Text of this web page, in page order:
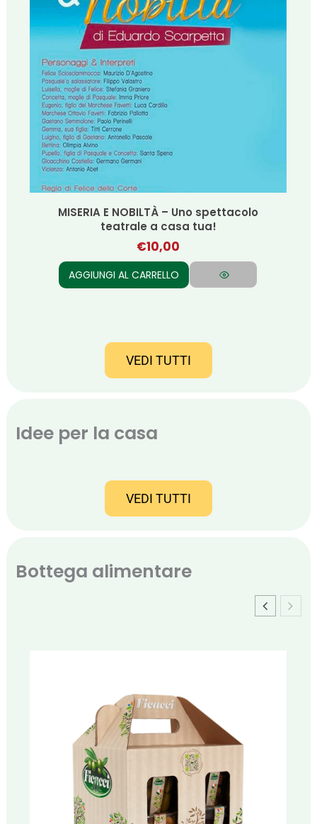
Libro per bambini: GUFO DI GIORNO
€13,00
AGGIUNGI AL CARRELLO
VEDI TUTTI
Idee per la casa
VEDI TUTTI
Bottega alimentare